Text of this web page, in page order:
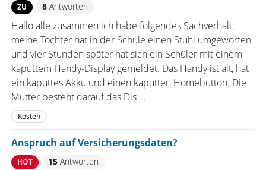
ZU 8Antworten
Hallo alle zusammen ich habe folgendes Sachverhalt:
meine Tochter hat in der Schule einen Stuhl umgeworfen
und vier Stunden später hat sich ein Schüler mit einem
kaputtem Handy-Display gemeldet. Das Handy ist alt, hat
ein kaputtes Akku und einen kaputten Homebutton. Die
Mutter besteht darauf das Dis ...
Kosten
Anspruch auf Versicherungsdaten?
HOT 15Antworten